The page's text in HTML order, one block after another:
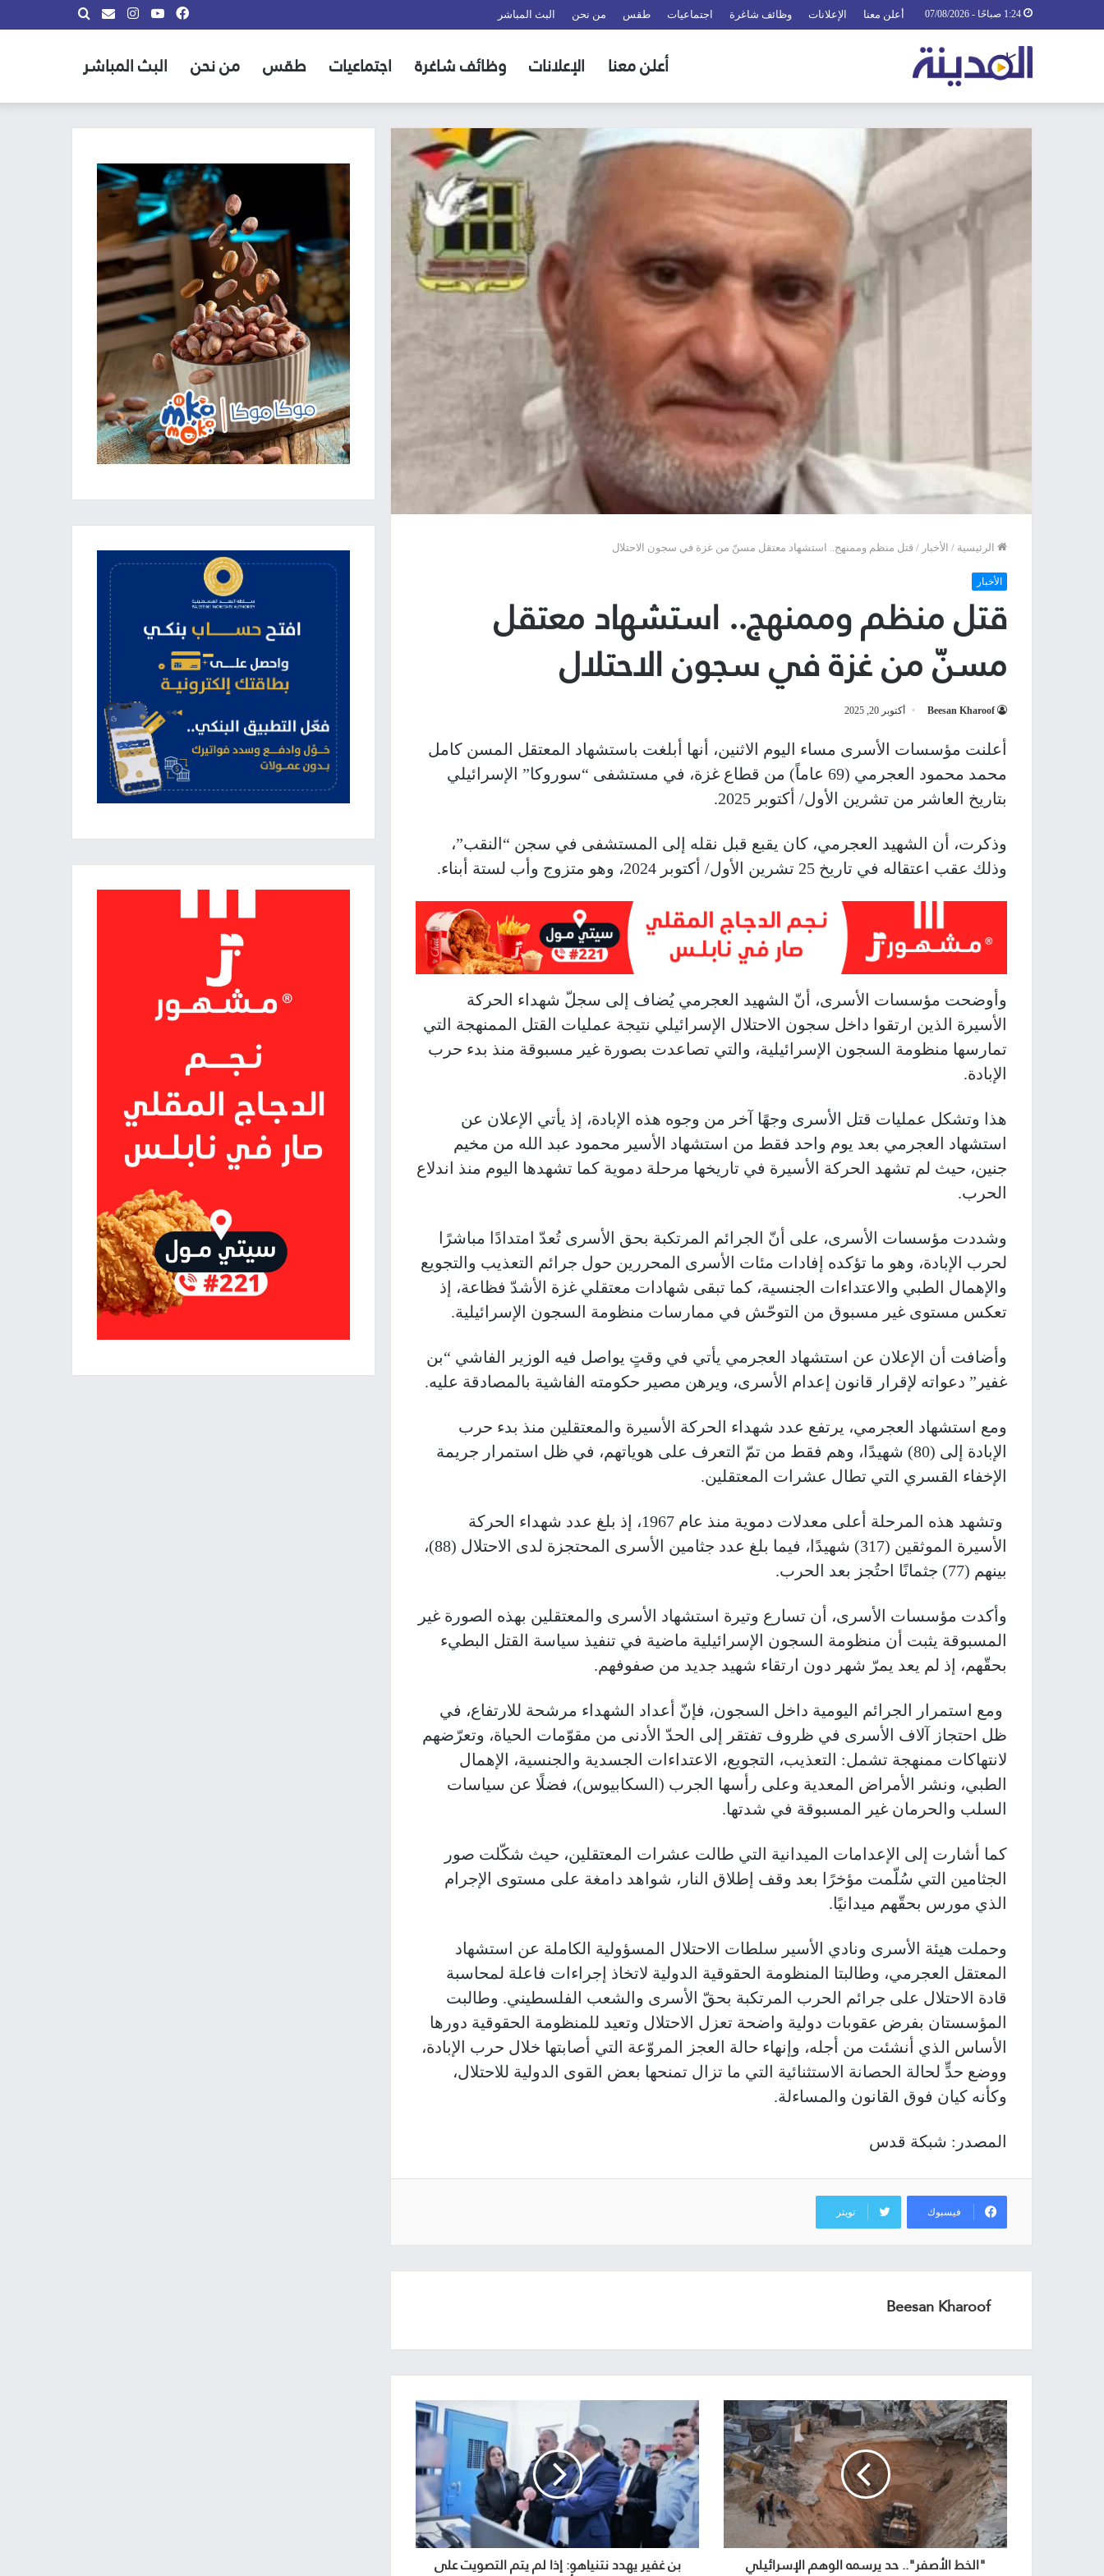
أعلن معنا الإعلانات وظائف شاغرة اجتماعيات طقس من نحن البث المباشر بحث
info@almadina.tvانستقراميوتيوب
فيسبوك
أعلن معنا الإعلانات وظائف شاغرة اجتماعيات طقس من نحن البث المباشر
الرئيسية / الأخبار / قتل منظم وممنهج.. استشهاد معتقل مسنّ من غزة في سجون الاحتلال
الأخبار
قتل منظم وممنهج.. استشهاد معتقل
مسنّ من غزة في سجون الاحتلال
Beesan Kharoof أكتوبر 20, 2025
أعلنت مؤسسات الأسرى مساء اليوم الاثنين، أنها أبلغت باستشهاد المعتقل المسن كامل
محمد محمود العجرمي (69 عاماً) من قطاع غزة، في مستشفى “سوروكا” الإسرائيلي
بتاريخ العاشر من تشرين الأول/ أكتوبر 2025.
وذكرت، أن الشهيد العجرمي، كان يقبع قبل نقله إلى المستشفى في سجن “النقب”،
وذلك عقب اعتقاله في تاريخ 25 تشرين الأول/ أكتوبر 2024، وهو متزوج وأب لستة أبناء.
وأوضحت مؤسسات الأسرى، أنّ الشهيد العجرمي يُضاف إلى سجلّ شهداء الحركة
الأسيرة الذين ارتقوا داخل سجون الاحتلال الإسرائيلي نتيجة عمليات القتل الممنهجة التي
تمارسها منظومة السجون الإسرائيلية، والتي تصاعدت بصورة غير مسبوقة منذ بدء حرب
الإبادة.
هذا وتشكل عمليات قتل الأسرى وجهًا آخر من وجوه هذه الإبادة، إذ يأتي الإعلان عن
استشهاد العجرمي بعد يوم واحد فقط من استشهاد الأسير محمود عبد الله من مخيم
جنين، حيث لم تشهد الحركة الأسيرة في تاريخها مرحلة دموية كما تشهدها اليوم منذ اندلاع
الحرب.
وشددت مؤسسات الأسرى، على أنّ الجرائم المرتكبة بحق الأسرى تُعدّ امتدادًا مباشرًا
لحرب الإبادة، وهو ما تؤكده إفادات مئات الأسرى المحررين حول جرائم التعذيب والتجويع
والإهمال الطبي والاعتداءات الجنسية، كما تبقى شهادات معتقلي غزة الأشدّ فظاعة، إذ
تعكس مستوى غير مسبوق من التوحّش في ممارسات منظومة السجون الإسرائيلية.
وأضافت أن الإعلان عن استشهاد العجرمي يأتي في وقتٍ يواصل فيه الوزير الفاشي “بن
غفير” دعواته لإقرار قانون إعدام الأسرى، ويرهن مصير حكومته الفاشية بالمصادقة عليه.
ومع استشهاد العجرمي، يرتفع عدد شهداء الحركة الأسيرة والمعتقلين منذ بدء حرب
الإبادة إلى (80) شهيدًا، وهم فقط من تمّ التعرف على هوياتهم، في ظل استمرار جريمة
الإخفاء القسري التي تطال عشرات المعتقلين.
وتشهد هذه المرحلة أعلى معدلات دموية منذ عام 1967، إذ بلغ عدد شهداء الحركة
الأسيرة الموثقين (317) شهيدًا، فيما بلغ عدد جثامين الأسرى المحتجزة لدى الاحتلال (88)،
بينهم (77) جثمانًا احتُجز بعد الحرب.
وأكدت مؤسسات الأسرى، أن تسارع وتيرة استشهاد الأسرى والمعتقلين بهذه الصورة غير
المسبوقة يثبت أن منظومة السجون الإسرائيلية ماضية في تنفيذ سياسة القتل البطيء
بحقّهم، إذ لم يعد يمرّ شهر دون ارتقاء شهيد جديد من صفوفهم.
ومع استمرار الجرائم اليومية داخل السجون، فإنّ أعداد الشهداء مرشحة للارتفاع، في
ظل احتجاز آلاف الأسرى في ظروف تفتقر إلى الحدّ الأدنى من مقوّمات الحياة، وتعرّضهم
لانتهاكات ممنهجة تشمل: التعذيب، التجويع، الاعتداءات الجسدية والجنسية، الإهمال
الطبي، ونشر الأمراض المعدية وعلى رأسها الجرب (السكابيوس)، فضلًا عن سياسات
السلب والحرمان غير المسبوقة في شدتها.
كما أشارت إلى الإعدامات الميدانية التي طالت عشرات المعتقلين، حيث شكّلت صور
الجثامين التي سُلّمت مؤخرًا بعد وقف إطلاق النار، شواهد دامغة على مستوى الإجرام
الذي مورس بحقّهم ميدانيًا.
وحملت هيئة الأسرى ونادي الأسير سلطات الاحتلال المسؤولية الكاملة عن استشهاد
المعتقل العجرمي، وطالبتا المنظومة الحقوقية الدولية لاتخاذ إجراءات فاعلة لمحاسبة
قادة الاحتلال على جرائم الحرب المرتكبة بحقّ الأسرى والشعب الفلسطيني. وطالبت
المؤسستان بفرض عقوبات دولية واضحة تعزل الاحتلال وتعيد للمنظومة الحقوقية دورها
الأساس الذي أنشئت من أجله، وإنهاء حالة العجز المروّعة التي أصابتها خلال حرب الإبادة،
ووضع حدٍّ لحالة الحصانة الاستثنائية التي ما تزال تمنحها بعض القوى الدولية للاحتلال،
وكأنه كيان فوق القانون والمساءلة.
المصدر: شبكة قدس
فيسبوك تويتر
Beesan Kharoof
"الخط الأصفر".. حد يرسمه الوهم الإسرائيلي بن غفير يهدد نتنياهو: إذا لم يتم التصويت على